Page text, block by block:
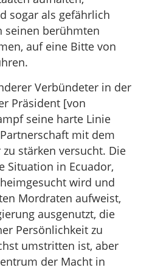
sogar als gefährlich
seinen berühmten
auf eine Bitte von
Verbündeter in der
Präsident [von
seine harte Linie
mit dem
stärken versucht. Die
Situation in Ecuador,
wird und
Mordraten aufweist,
ausgenutzt, die
Persönlichkeit zu
umstritten ist, aber
der Macht in